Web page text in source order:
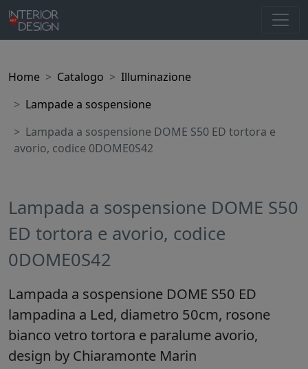
Home Catalogo
Illuminazione
Lampade a sospensione
Lampada a sospensione DOME S50 ED tortora e
avorio, codice 0DOME0S42
Lampada a sospensione DOME S50
ED tortora e avorio, codice
0DOME0S42
Lampada a sospensione DOME S50 ED
lampadina a Led, diametro 50cm, rosone
bianco vetro tortora e paralume avorio,
design by Chiaramonte Marin